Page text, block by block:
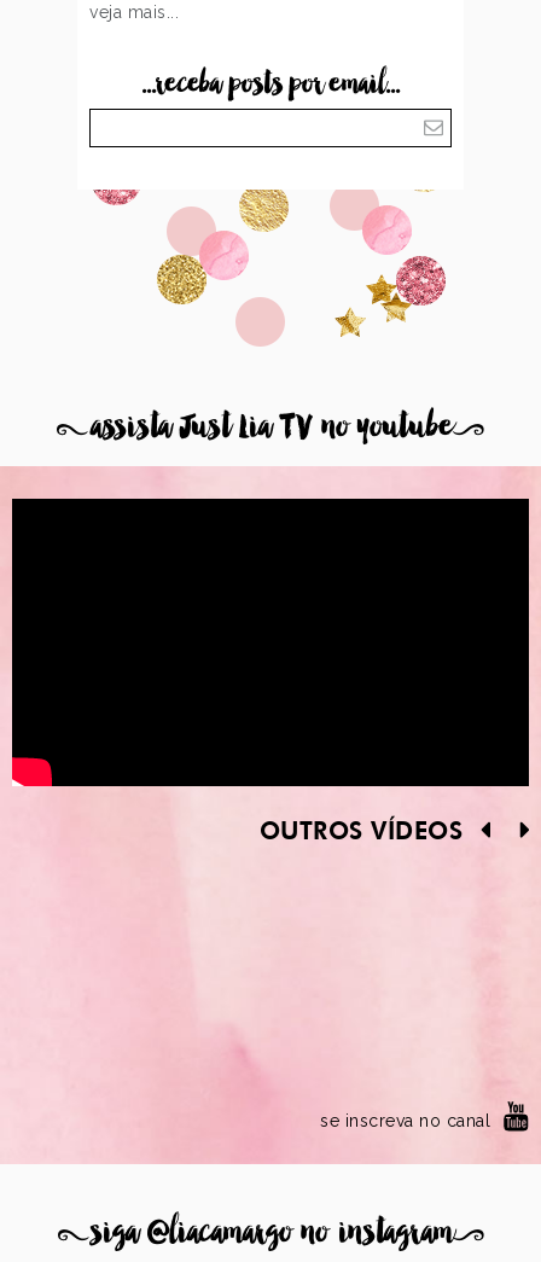
veja mais...
...receba posts por email...
8assista Just Lia TV no youtube9
OUTROS VÍDEOS
se inscreva no canal
8siga @liacamargo no instagram9